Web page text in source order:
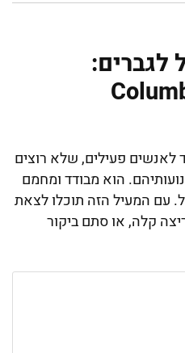
לגברים:
לאנשים פעילים, שלא רוצים
הוא מבודד ומחמם
עם המעיל הזה תוכלו לצאת
קלה, או סתם ביקור